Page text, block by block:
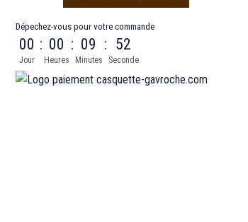
Dépechez-vous pour votre commande
00
Jour
: 00
Heures
: 09
Minutes
: 52
Seconde